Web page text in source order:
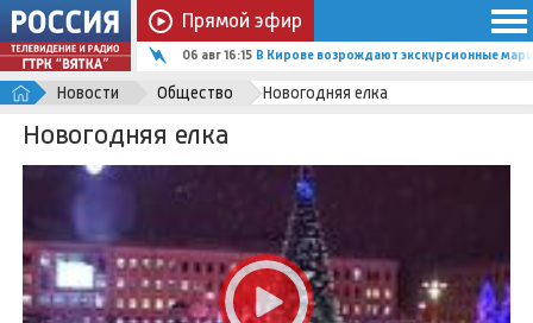
Прямой эфир
06 авг 16:15 В Кирове возрождают экскурсионные
Новости Общество Новогодняя елка
Новогодняя елка